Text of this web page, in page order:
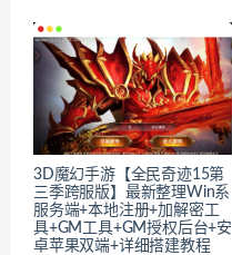
3D魔幻手游【全民奇迹15第
三季跨服版】最新整理Win系
服务端+本地注册+加解密工
具+GM工具+GM授权后台+安
卓苹果双端+详细搭建教程